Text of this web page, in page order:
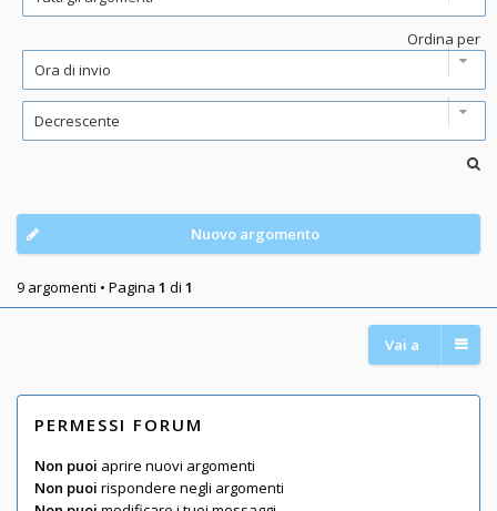
Ordina per
Nuovo argomento
9 argomenti • Pagina 1 di 1
Vai a
PERMESSI FORUM
Non puoi aprire nuovi argomenti
Non puoi rispondere negli argomenti